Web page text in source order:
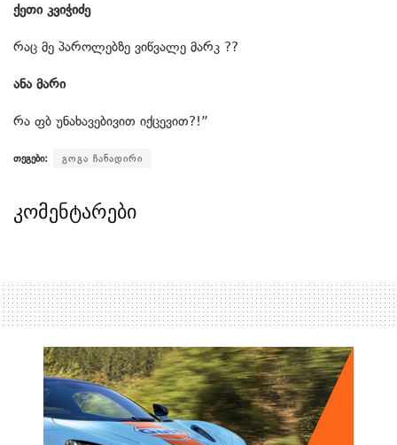
ქეთი კვიჭიძე
რაც მე პაროლებზე ვიწვალე მარკ ??
ანა მარი
რა ფბ უნახავებივით იქცევით?!”
თეგები: გოგა ჩანადირი
კომენტარები